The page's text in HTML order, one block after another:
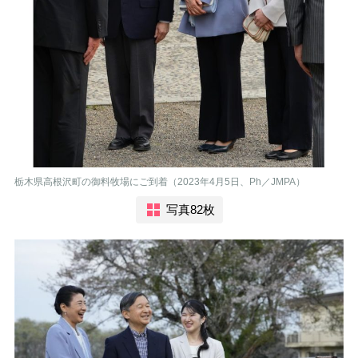
栃木県高根沢町の御料牧場にご到着（2023年4月5日、Ph／JMPA）
写真82枚